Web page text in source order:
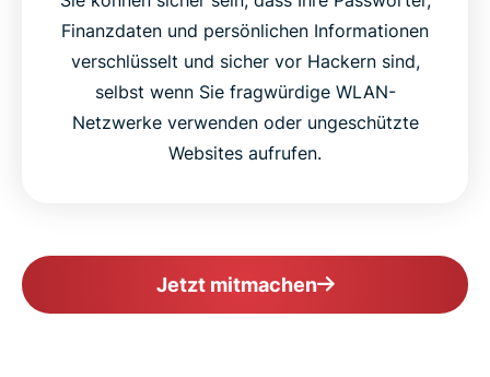
Finanzdaten und persönlichen Informationen
verschlüsselt und sicher vor Hackern sind,
selbst wenn Sie fragwürdige WLAN-
Netzwerke verwenden oder ungeschützte
Websites aufrufen.
Jetzt mitmachen